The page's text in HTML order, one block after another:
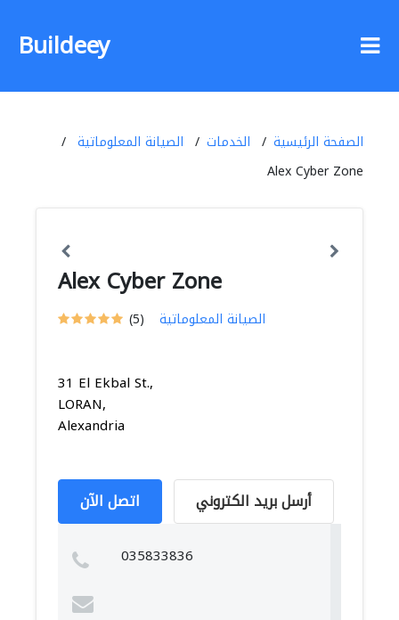
Buildeey
الصفحة الرئيسية الخدمات
الصيانة المعلوماتية
Alex Cyber Zone
Alex Cyber Zone
(5) الصيانة المعلوماتية
31 El Ekbal St.,
LORAN,
Alexandria
اتصل الآن أرسل بريد الكتروني
035833836